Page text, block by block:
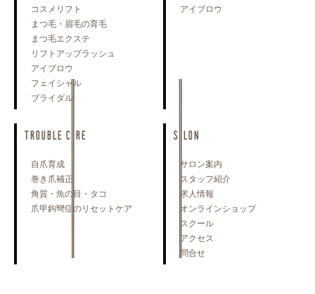
コスメリフト
まつ毛・眉毛の育毛
まつ毛エクステ
リフトアップラッシュ
アイブロウ
フェイシャル
ブライダル
アイブロウ
TROUBLE CARE
自爪育成
巻き爪補正
角質・魚の目・タコ
爪甲鉤彎症のリセットケア
SALON
サロン案内
スタッフ紹介
求人情報
オンラインショップ
スクール
アクセス
問合せ